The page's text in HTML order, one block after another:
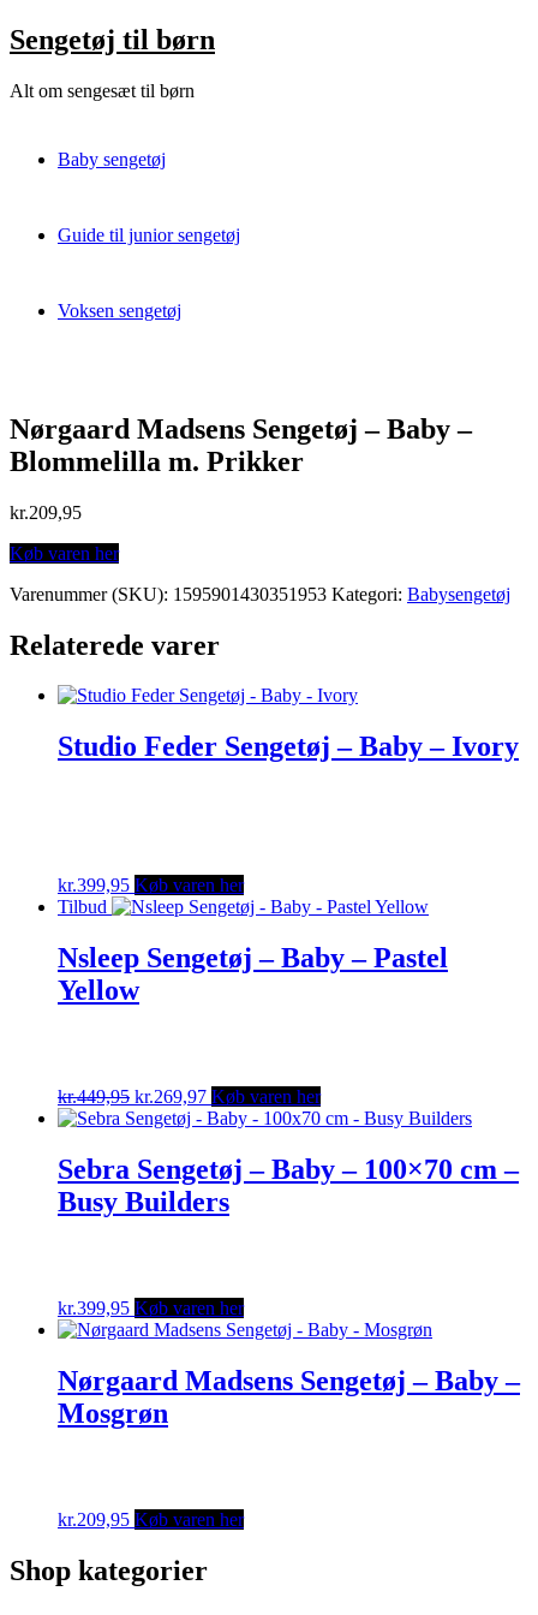
Skip
to
Sengetøj til børn
Alt om sengesæt til børn
Baby sengetøj
Guide til junior sengetøj
Voksen sengetøj
Nørgaard Madsens Sengetøj – Baby –
Blommelilla m. Prikker
kr.209,95
Køb varen her
Varenummer (SKU): 1595901430351953 Kategori: Babysengetøj
Relaterede varer
Studio Feder Sengetøj – Baby – Ivory
kr.399,95 Køb varen her
Tilbud
Nsleep Sengetøj – Baby – Pastel
Yellow
kr.449,95 Original
price
kr.449,95.
kr.269,97Current
price
kr.269,97.
Køb varen her
Sebra Sengetøj – Baby – 100×70 cm –
Busy Builders
kr.399,95 Køb varen her
Nørgaard Madsens Sengetøj – Baby –
Mosgrøn
kr.209,95 Køb varen her
Shop kategorier